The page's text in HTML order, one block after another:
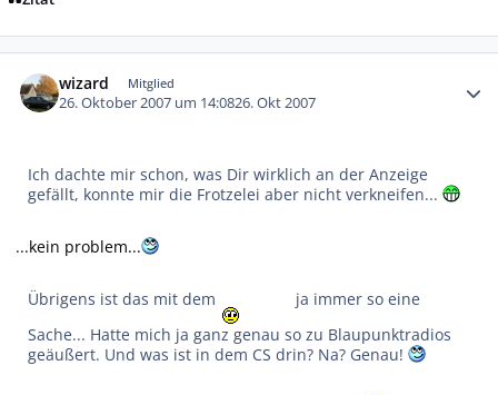
wizard Mitglied
26. Oktober 2007 um 14:0826. Okt 2007
Ich dachte mir schon, was Dir wirklich an der Anzeige
gefällt, konnte mir die Frotzelei aber nicht verkneifen...
...kein problem...
Übrigens ist das mit dem
ja immer so eine
Sache... Hatte mich ja ganz genau so zu Blaupunktradios
geäußert. Und was ist in dem CS drin? Na? Genau!